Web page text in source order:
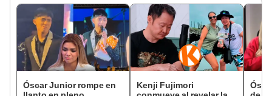
Óscar Junior rompe en
Kenji Fujimori